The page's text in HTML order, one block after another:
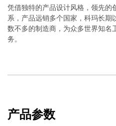
凭借独特的产品设计风格，领先的
系，产品远销多个国家，科玛长期
数不多的制造商，为众多世界知名
务。
产品参数